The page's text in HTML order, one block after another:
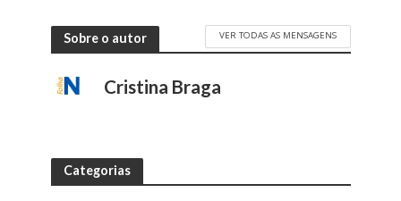
Sobre o autor VER TODAS AS MENSAGENS
Cristina Braga
Categorias